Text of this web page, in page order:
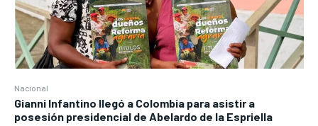
Nacional
Gianni Infantino llegó a Colombia para asistir a
posesión presidencial de Abelardo de la Espriella